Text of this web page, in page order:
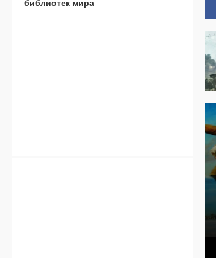
библиотек мира